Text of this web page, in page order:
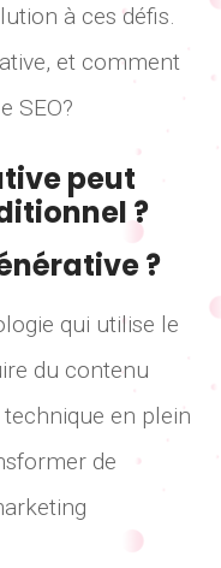
à ces défis.
et comment
SEO?
peut
?
?
qui utilise le
du contenu
technique en plein
de